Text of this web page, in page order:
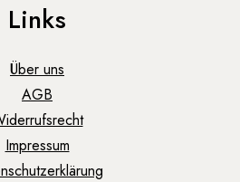
Links
Über uns
AGB
Impressum